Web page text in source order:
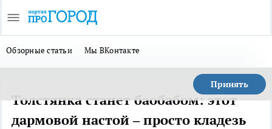
Обзорные статьи Мы ВКонтакте
Принять
Толстянка станет баобабом: этот
дармовой настой – просто кладезь